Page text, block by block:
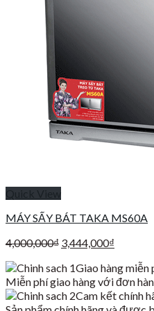
MÁY SẤY BÁT TAKA MS60A
4,000,000₫ Giá
là:
4,000,000₫.
3,444,000₫
tại
là:
Giao hàng miễn
Miễn phí giao hàng với đơn
Cam kết chính